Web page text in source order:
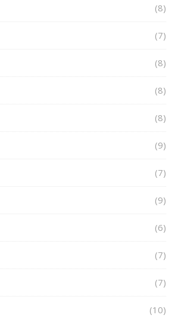
(8)
(7)
(8)
(8)
(8)
(9)
(7)
(9)
(6)
(7)
(7)
(10)